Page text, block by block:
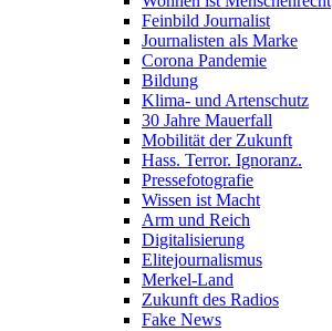
Feinbild Journalist
Journalisten als Marke
Corona Pandemie
Bildung
Klima- und Artenschutz
30 Jahre Mauerfall
Mobilität der Zukunft
Hass. Terror. Ignoranz.
Pressefotografie
Wissen ist Macht
Arm und Reich
Digitalisierung
Elitejournalismus
Merkel-Land
Zukunft des Radios
Fake News